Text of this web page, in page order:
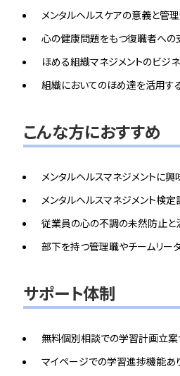
メンタルヘルスケアの意義と管
心の健康問題をもつ復職者へ
ほめる組織マネジメントのビジ
組織においてのほめ達を活用す
こんな方におすすめ
メンタルヘルスマネジメントに
メンタルヘルスマネジメント検
従業員の心の不調の未然防止と
部下を持つ管理職やチームリー
サポート体制
無料個別相談での学習計画立案
マイページでの学習進捗機能あ